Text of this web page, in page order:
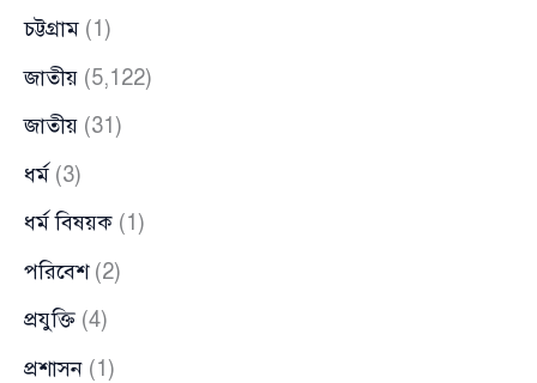
চট্টগ্রাম (1)
জাতীয় (5,122)
জাতীয় (31)
ধর্ম (3)
ধর্ম বিষয়ক (1)
পরিবেশ(2)
প্রযুক্তি (4)
প্রশাসন (1)